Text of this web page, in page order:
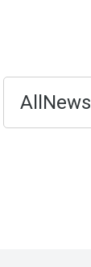
AllNews